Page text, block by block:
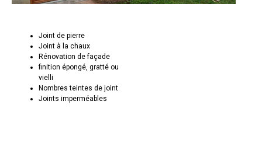
Joint de pierre
Joint à la chaux
Rénovation de façade
finition épongé, gratté ou
vielli
Nombres teintes de joint
Joints imperméables